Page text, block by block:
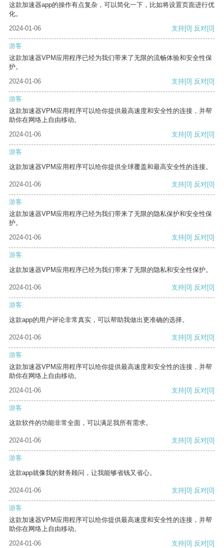
这款加速器app的操作有点复杂，可以简化一下，比如将设置页面进行优
化。
2024-01-06
支持[0] 反对[0]
游客
这款加速器VPM应用程序已经为我们带来了无限的流畅体验和安全性保
护。
2024-01-06
支持[0] 反对[0]
游客
这款加速器VPM应用程序可以给你提供最高速度和安全性的连接，并帮
助你在网络上自由移动。
2024-01-06
支持[0] 反对[0]
游客
这款加速器VPM应用程序可以给你提供全球覆盖和最高安全性的连接。
2024-01-06 支持[0] 反对[0]
游客
这款加速器VPM应用程序已经为我们带来了无限的隐私保护和安全性保
护。
2024-01-06
支持[0] 反对[0]
游客
这款加速器VPM应用程序已经为我们带来了无限的隐私和安全性保护。
2024-01-06 支持[0] 反对[0]
游客
这款app的用户评论非常真实，可以帮助我做出更准确的选择。
2024-01-06 支持[0] 反对[0]
游客
这款加速器VPM应用程序可以给你提供最高速度和安全性的连接，并帮
助你在网络上自由移动。
2024-01-06
支持[0] 反对[0]
游客
这款软件的功能非常全面，可以满足我所有需求。
2024-01-06 支持[0] 反对[0]
游客
这款app就像我的财务顾问，让我能够省钱又省心。
2024-01-06 支持[0] 反对[0]
游客
这款加速器VPM应用程序可以给你提供最高速度和安全性的连接，并帮
助你在网络上自由移动。
2024-01-06
支持[0] 反对[0]